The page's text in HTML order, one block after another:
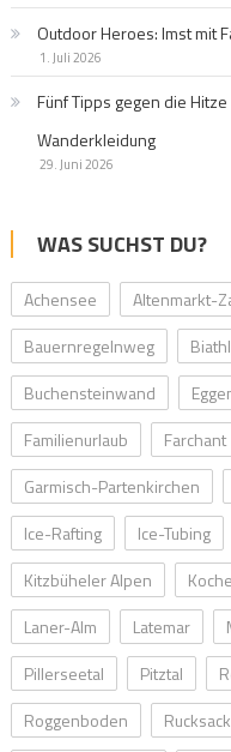
Outdoor Heroes: Imst mit
1. Juli 2026
Fünf Tipps gegen die
Wanderkleidung
29. Juni 2026
WAS SUCHST DU?
Achensee Altenmarkt-
Bauernregelnweg
Buchensteinwand
Familienurlaub
Farchant
Garmisch-Partenkirchen
Ice-Rafting
Ice-Tubing
Kitzbüheler Alpen
Laner-Alm
Latemar
Pillerseetal
Pitztal
Roggenboden
Rucksack